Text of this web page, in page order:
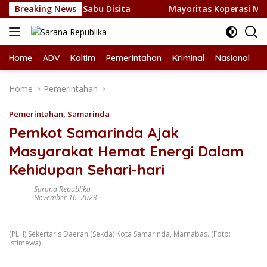
Skip
to
content
Breaking News
1 Kilogram Sabu Disita Mayoritas Koperasi Merah
Home ADV Kaltim Pemerintahan Kriminal Nasional
Home Pemerintahan
Pemerintahan, Samarinda
Pemkot Samarinda Ajak
Masyarakat Hemat Energi Dalam
Kehidupan Sehari-hari
Sarana Republika
November 16, 2023
(PLH) Sekertaris Daerah (Sekda) Kota Samarinda, Marnabas. (Foto:
Istimewa)